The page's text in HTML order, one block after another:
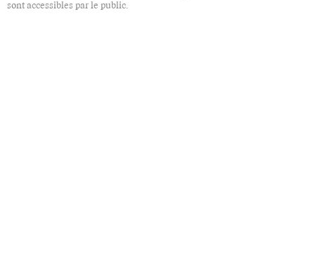
sont accessibles par le public.